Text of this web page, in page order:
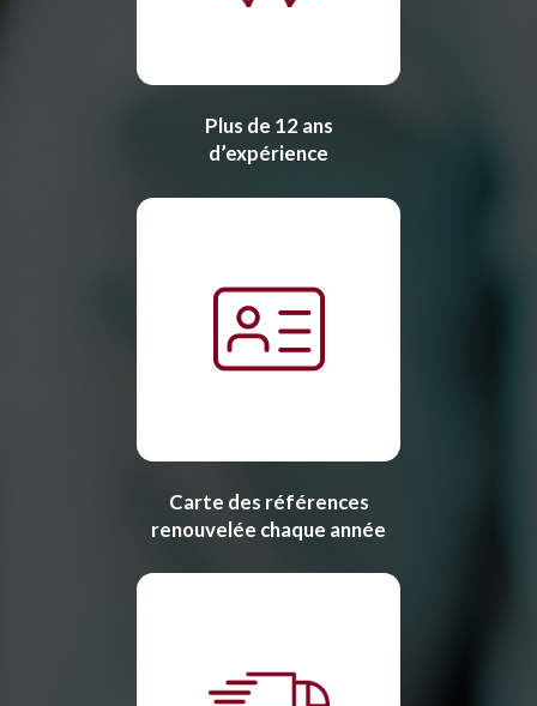
Plus de 12 ans
d’expérience
Carte des références
renouvelée chaque année